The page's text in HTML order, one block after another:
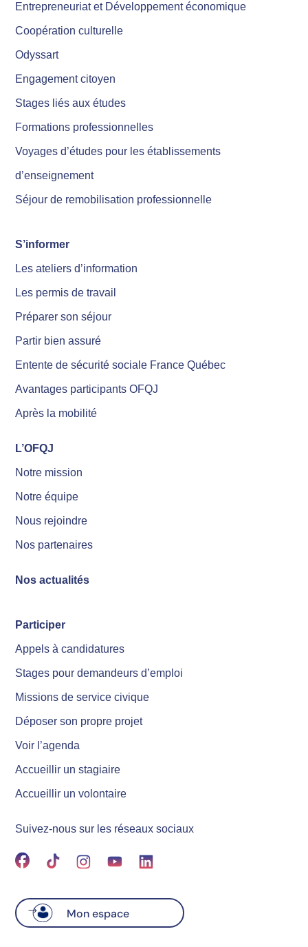
Entrepreneuriat et Développement économique
Coopération culturelle
Odyssart
Engagement citoyen
Stages liés aux études
Formations professionnelles
Voyages d’études pour les établissements
d’enseignement
Séjour de remobilisation professionnelle
S’informer
Les ateliers d’information
Les permis de travail
Préparer son séjour
Partir bien assuré
Entente de sécurité sociale France Québec
Avantages participants OFQJ
Après la mobilité
L’OFQJ
Notre mission
Notre équipe
Nous rejoindre
Nos partenaires
Nos actualités
Participer
Appels à candidatures
Stages pour demandeurs d’emploi
Missions de service civique
Déposer son propre projet
Voir l’agenda
Accueillir un stagiaire
Accueillir un volontaire
Suivez-nous sur les réseaux sociaux
Mon espace